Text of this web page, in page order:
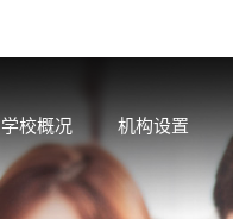
学校概况 机构设置